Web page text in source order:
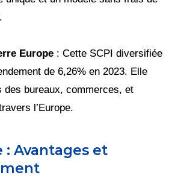
Europe : Cette SCPI diversifiée
de 6,26% en 2023. Elle
des bureaux, commerces, et
l’Europe​.
: Avantages et